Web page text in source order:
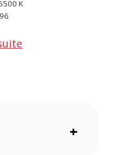
K
PD 65 W)
Wh / 13500 mAh+